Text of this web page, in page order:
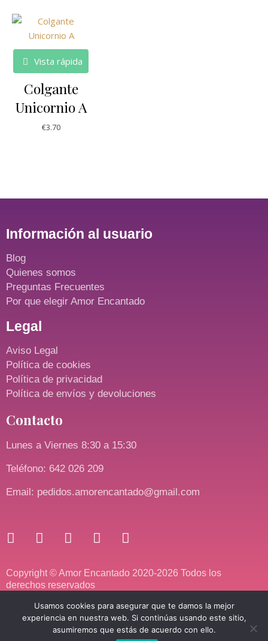
Vista rápida
Colgante
Unicornio A
€3.70
Información al usuario
Blog
Quienes somos
Preguntas Frecuentes
Por que elegir Amor Encantado
Legal
Aviso Legal
Política de cookies
Política de privacidad
Política de envíos y devoluciones
Contacto
Lunes a Viernes 8:30 a 15:30
Teléfono: 642 026 209
Email: pedidos.amorencantado@gmail.com
Copyright © Amor Encantado 2020-2026 Todos los
derechos reservados
Usamos cookies para asegurar que te damos la mejor
experiencia en nuestra web. Si continúas usando este sitio,
asumiremos que estás de acuerdo con ello.